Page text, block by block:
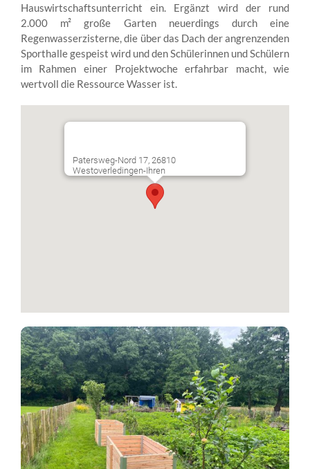
Hauswirtschaftsunterricht ein. Ergänzt wird der rund
2.000 m² große Garten neuerdings durch eine
Regenwasserzisterne, die über das Dach der angrenzenden
Sporthalle gespeist wird und den Schülerinnen und Schülern
im Rahmen einer Projektwoche erfahrbar macht, wie
wertvoll die Ressource Wasser ist.
Patersweg-Nord 17, 26810
Westoverledingen-Ihren